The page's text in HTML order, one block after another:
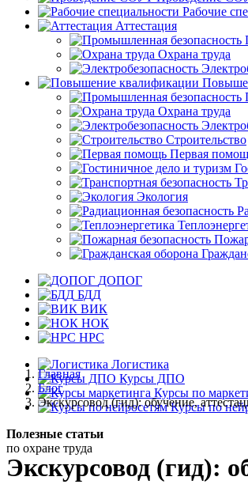
Рабочие
Аттестация
Охрана труда
Охрана труда
Строительство
Первая
Экология
ДОПОГ
БДД
ВИК
НОК
НРС
Логистика
Курсы ДПО
Курсы по
Курсы по
Полезные статьи
по охране труда
Главная
Блог
Экскурсовод (гид): обучение,
Экскурсовод (гид):